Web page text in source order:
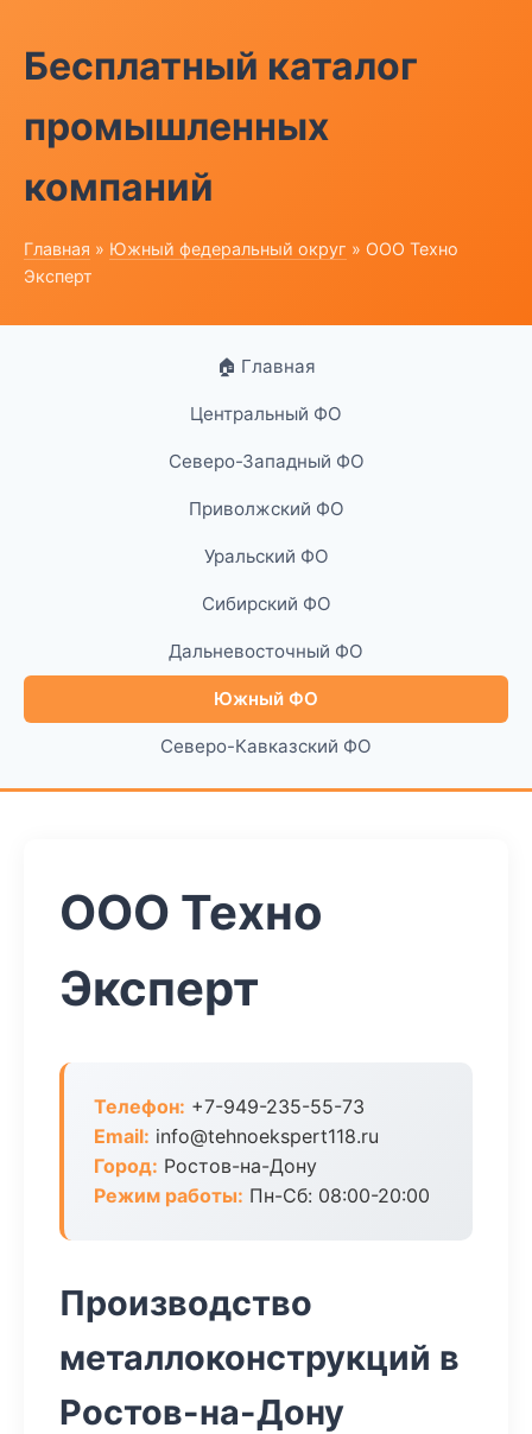
Бесплатный каталог
промышленных
компаний
Главная » Южный федеральный округ » ООО Техно
Эксперт
🏠 Главная
Центральный ФО
Северо-Западный ФО
Приволжский ФО
Уральский ФО
Сибирский ФО
Дальневосточный ФО
Южный ФО
Северо-Кавказский ФО
ООО Техно
Эксперт
Телефон: +7-949-235-55-73
Email: info@tehnoekspert118.ru
Город: Ростов-на-Дону
Режим работы: Пн-Сб: 08:00-20:00
Производство
металлоконструкций в
Ростов-на-Дону